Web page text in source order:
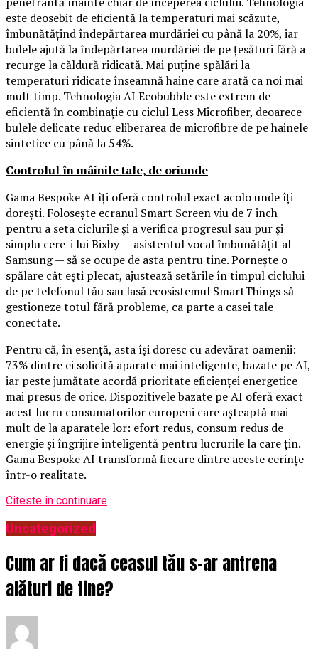
este deosebit de eficientă la temperaturi mai scăzute,
îmbunătățind îndepărtarea murdăriei cu până la 20%, iar
bulele ajută la îndepărtarea murdăriei de pe țesături fără a
recurge la căldură ridicată. Mai puține spălări la
temperaturi ridicate înseamnă haine care arată ca noi mai
mult timp. Tehnologia AI Ecobubble este extrem de
eficientă în combinație cu ciclul Less Microfiber, deoarece
bulele delicate reduc eliberarea de microfibre de pe hainele
sintetice cu până la 54%.
Controlul în mâinile tale, de oriunde
Gama Bespoke AI îți oferă controlul exact acolo unde îți
dorești. Folosește ecranul Smart Screen viu de 7 inch
pentru a seta ciclurile și a verifica progresul sau pur și
simplu cere-i lui Bixby — asistentul vocal îmbunătățit al
Samsung — să se ocupe de asta pentru tine. Pornește o
spălare cât ești plecat, ajustează setările în timpul ciclului
de pe telefonul tău sau lasă ecosistemul SmartThings să
gestioneze totul fără probleme, ca parte a casei tale
conectate.
Pentru că, în esență, asta își doresc cu adevărat oamenii:
73% dintre ei solicită aparate mai inteligente, bazate pe AI,
iar peste jumătate acordă prioritate eficienței energetice
mai presus de orice. Dispozitivele bazate pe AI oferă exact
acest lucru consumatorilor europeni care așteaptă mai
mult de la aparatele lor: efort redus, consum redus de
energie și îngrijire inteligentă pentru lucrurile la care țin.
Gama Bespoke AI transformă fiecare dintre aceste cerințe
într-o realitate.
Citeste in continuare
Uncategorized
Cum ar fi dacă ceasul tău s-ar antrena
alături de tine?